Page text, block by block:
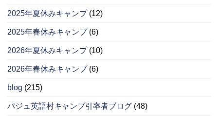
2025年夏休みキャンプ(12)
2025年春休みキャンプ(6)
2026年夏休みキャンプ(10)
2026年春休みキャンプ(6)
blog (215)
パジュ英語村キャンプ引率者ブログ (48)